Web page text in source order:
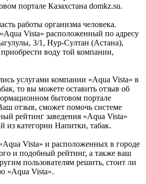
портале Казахстана domkz.su.
работы организма человека.
Vista» расположенный по адресу
3/1, Нур-Султан (Астана),
воду той компании,
услугами компании «Aqua Vista» в
то вы можете оставить отзыв об
бытовом портале
отзыв, сможет помочь системе
рейтинг заведения «Aqua Vista»
из категории Напитки, табак.
Vista» и расположенных в городе
и подобный рейтинг, а также ваш
пользователям решить, стоит ли
«Aqua Vista».